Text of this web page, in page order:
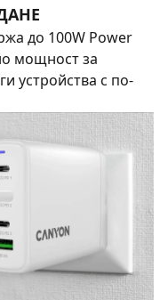
до 100W Power
мощност за
устройства с по-